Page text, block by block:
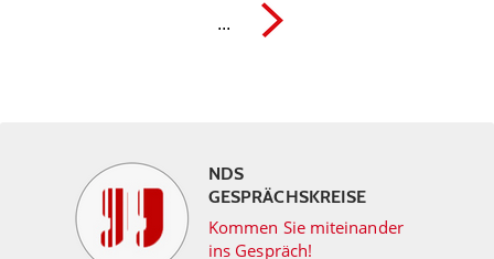
...
NDS
GESPRÄCHSKREISE
Kommen Sie miteinander
ins Gespräch!